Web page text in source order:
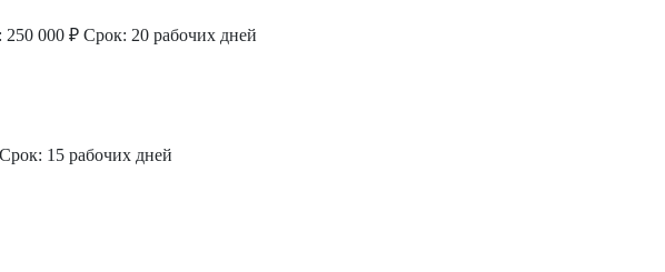
250 000 ₽ Срок: 20 рабочих дней
Срок: 15 рабочих дней